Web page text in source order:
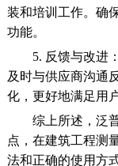
装和培训工作。确
功能。
5. 反馈与改进：
及时与供应商沟通
化，更好地满足用
综上所述，泛普
点，在建筑工程测
法和正确的使用方